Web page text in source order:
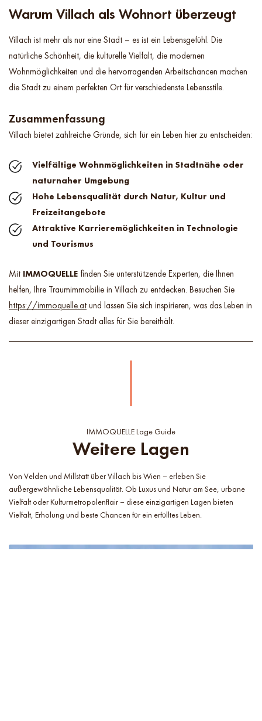
Warum Villach als Wohnort überzeugt
Villach ist mehr als nur eine Stadt – es ist ein Lebensgefühl. Die
natürliche Schönheit, die kulturelle Vielfalt, die modernen
Wohnmöglichkeiten und die hervorragenden Arbeitschancen machen
die Stadt zu einem perfekten Ort für verschiedenste Lebensstile.
Zusammenfassung
Villach bietet zahlreiche Gründe, sich für ein Leben hier zu entscheiden:
Vielfältige Wohnmöglichkeiten in Stadtnähe oder
naturnaher Umgebung
Hohe Lebensqualität durch Natur, Kultur und
Freizeitangebote
Attraktive Karrieremöglichkeiten in Technologie
und Tourismus
Mit IMMOQUELLE finden Sie unterstützende Experten, die Ihnen
helfen, Ihre Traumimmobilie in Villach zu entdecken. Besuchen Sie
https://immoquelle.at und lassen Sie sich inspirieren, was das Leben in
dieser einzigartigen Stadt alles für Sie bereithält.
IMMOQUELLE Lage Guide
Weitere Lagen
Von Velden und Millstatt über Villach bis Wien – erleben Sie
außergewöhnliche Lebensqualität. Ob Luxus und Natur am See, urbane
Vielfalt oder Kulturmetropolenflair – diese einzigartigen Lagen bieten
Vielfalt, Erholung und beste Chancen für ein erfülltes Leben.